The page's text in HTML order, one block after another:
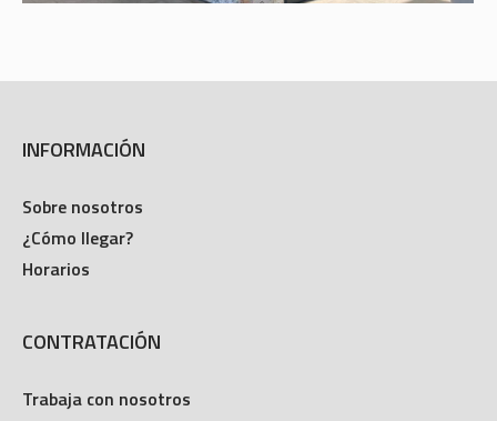
INFORMACIÓN
Sobre nosotros
¿Cómo llegar?
Horarios
CONTRATACIÓN
Trabaja con nosotros